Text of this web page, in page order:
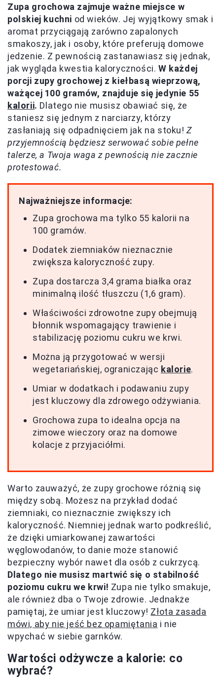
Zupa grochowa zajmuje ważne miejsce w
polskiej kuchni od wieków. Jej wyjątkowy smak i
aromat przyciągają zarówno zapalonych
smakoszy, jak i osoby, które preferują domowe
jedzenie. Z pewnością zastanawiasz się jednak,
jak wygląda kwestia kaloryczności.W każdej
porcji zupy grochowej z kiełbasą wieprzową,
ważącej 100 gramów, znajduje się jedynie 55
kalorii. Dlatego nie musisz obawiać się, że
staniesz się jednym z narciarzy, którzy
zasłaniają się odpadnięciem jak na stoku!Z
przyjemnością będziesz serwować sobie pełne
talerze, a Twoja waga z pewnością nie zacznie
protestować.
Najważniejsze informacje:
Zupa grochowa ma tylko 55 kalorii na
100 gramów.
Dodatek ziemniaków nieznacznie
zwiększa kaloryczność zupy.
Zupa dostarcza 3,4 grama białka oraz
minimalną ilość tłuszczu (1,6 gram).
Właściwości zdrowotne zupy obejmują
błonnik wspomagający trawienie i
stabilizację poziomu cukru we krwi.
Można ją przygotować w wersji
wegetariańskiej, ograniczając kalorie.
Umiar w dodatkach i podawaniu zupy
jest kluczowy dla zdrowego odżywiania.
Grochowa zupa to idealna opcja na
zimowe wieczory oraz na domowe
kolacje z przyjaciółmi.
Warto zauważyć, że zupy grochowe różnią się
między sobą. Możesz na przykład dodać
ziemniaki, co nieznacznie zwiększy ich
kaloryczność. Niemniej jednak warto podkreślić,
że dzięki umiarkowanej zawartości
węglowodanów, to danie może stanowić
bezpieczny wybór nawet dla osób z cukrzycą.
Dlatego nie musisz martwić się o stabilność
poziomu cukru we krwi! Zupa nie tylko smakuje,
ale również dba o Twoje zdrowie. Jednakże
pamiętaj, że umiar jest kluczowy! Złota zasada
mówi, aby nie jeść bez opamiętania i nie
wpychać w siebie garnków.
Wartości odżywcze a kalorie: co
wybrać?